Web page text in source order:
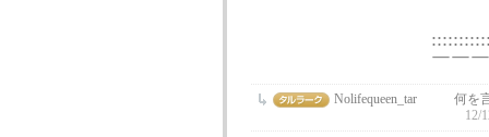
￣￣
Nolifequeen_tar
何を
12/